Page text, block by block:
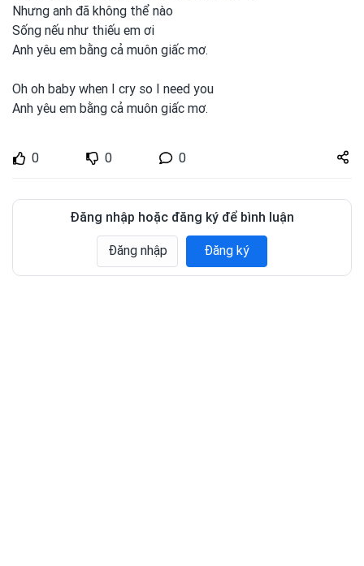
Nhưng anh đã không thể nào
Sống nếu như thiếu em ơi
Anh yêu em bằng cả muôn giấc mơ.
Oh oh baby when I cry so I need you
Anh yêu em bằng cả muôn giấc mơ.
0 0 0
Share
zuto.vn
Đăng nhập hoặc đăng ký để bình luận
Đăng nhập Đăng ký